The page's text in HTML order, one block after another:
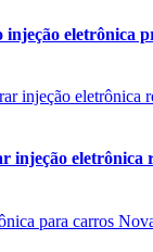
injeção eletrônica
injeção eletrônica